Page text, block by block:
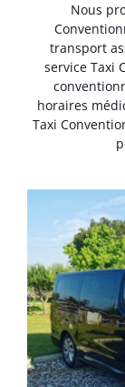
Nous
transport
service Taxi
horaires
Taxi